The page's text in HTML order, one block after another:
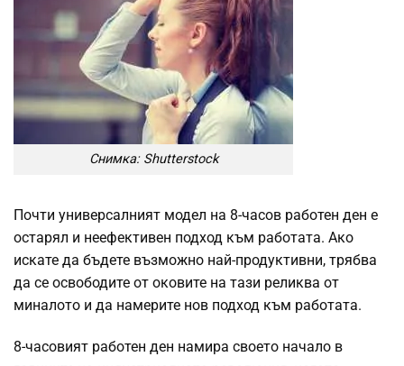
Снимка: Shutterstock
Почти универсалният модел на 8-часов работен ден е
остарял и неефективен подход към работата. Ако
искате да бъдете възможно най-продуктивни, трябва
да се освободите от оковите на тази реликва от
миналото и да намерите нов подход към работата.
8-часовият работен ден намира своето начало в